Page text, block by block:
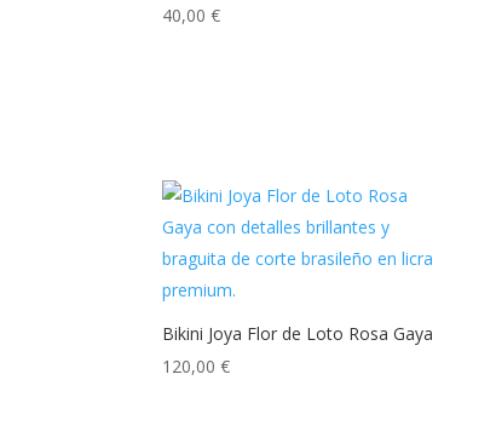
Valorado con
5.00
40,00€
Bikini Joya Flor de Loto Rosa Gaya
120,00€